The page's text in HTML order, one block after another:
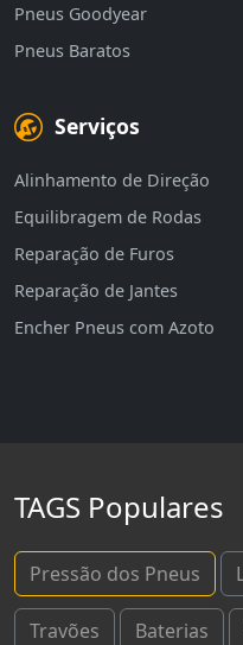
Pneus Goodyear
Pneus Baratos
Serviços
Alinhamento de Direção
Equilibragem de Rodas
Reparação de Furos
Reparação de Jantes
Encher Pneus com Azoto
TAGS Populares
Pressão dos Pneus
Travões Baterias